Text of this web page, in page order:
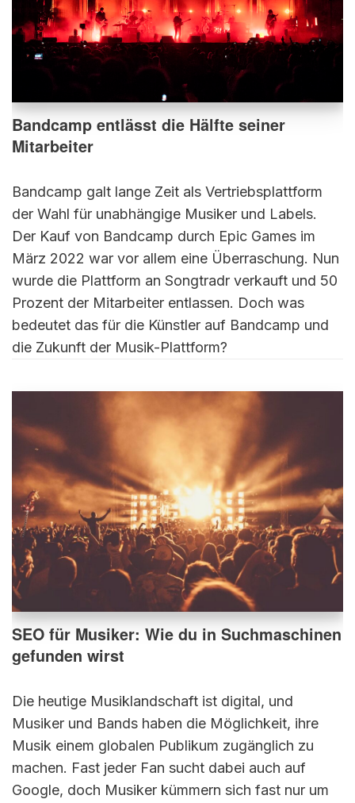
Bandcamp entlässt die Hälfte seiner
Mitarbeiter
Bandcamp galt lange Zeit als Vertriebsplattform
der Wahl für unabhängige Musiker und Labels.
Der Kauf von Bandcamp durch Epic Games im
März 2022 war vor allem eine Überraschung. Nun
wurde die Plattform an Songtradr verkauft und 50
Prozent der Mitarbeiter entlassen. Doch was
bedeutet das für die Künstler auf Bandcamp und
die Zukunft der Musik-Plattform?
SEO für Musiker: Wie du in Suchmaschinen
gefunden wirst
Die heutige Musiklandschaft ist digital, und
Musiker und Bands haben die Möglichkeit, ihre
Musik einem globalen Publikum zugänglich zu
machen. Fast jeder Fan sucht dabei auch auf
Google, doch Musiker kümmern sich fast nur um